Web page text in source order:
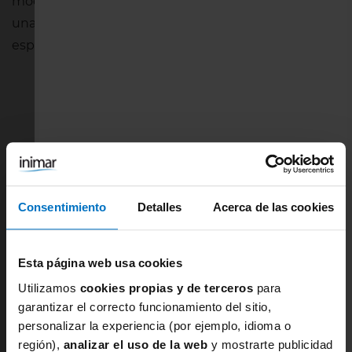
Consentimiento Detalles Acerca de las cookies
Esta página web usa cookies
Utilizamos cookies propias y de terceros para
garantizar el correcto funcionamiento del sitio,
personalizar la experiencia (por ejemplo, idioma o
región), analizar el uso de la web y mostrarte publicidad
una sujeción perfecta gracias a sus copas de fina
espuma y un escote seductor.
Bikini Jewel Cove talla grande, para